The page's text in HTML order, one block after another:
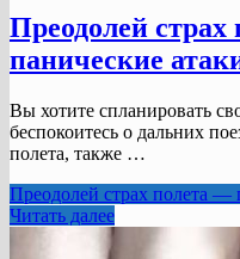
Преодолей
панические
Вы хотите спланировать
беспокоитесь о дальних
полета, также …
Преодолей страх полета —
Читать далее